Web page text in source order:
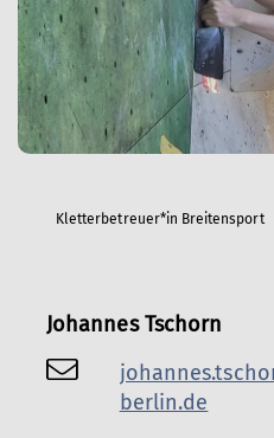
Kletterbetreuer*in Breitensport
Johannes Tschorn
berlin.de